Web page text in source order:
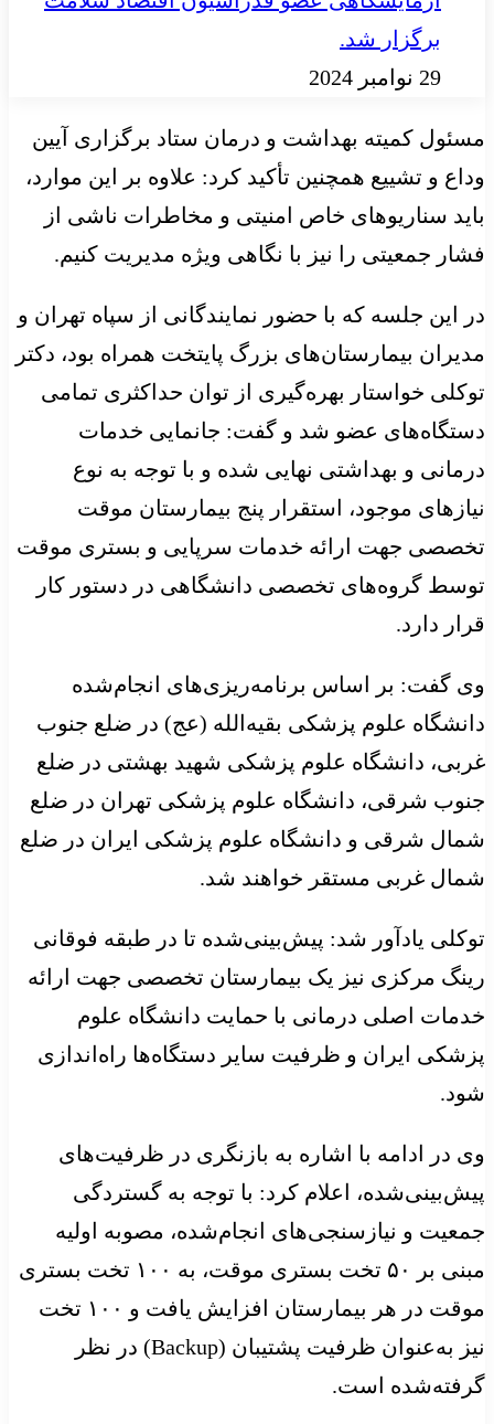
برگزار شد.
29 نوامبر 2024
مسئول کمیته بهداشت و درمان ستاد برگزاری آیین
وداع و تشییع همچنین تأکید کرد: علاوه بر این موارد،
باید سناریوهای خاص امنیتی و مخاطرات ناشی از
فشار جمعیتی را نیز با نگاهی ویژه مدیریت کنیم.
در این جلسه که با حضور نمایندگانی از سپاه تهران و
مدیران بیمارستان‌های بزرگ پایتخت همراه بود، دکتر
توکلی خواستار بهره‌گیری از توان حداکثری تمامی
دستگاه‌های عضو شد و گفت: جانمایی خدمات
درمانی و بهداشتی نهایی شده و با توجه به نوع
نیازهای موجود، استقرار پنج بیمارستان‌ موقت
تخصصی جهت ارائه خدمات سرپایی و بستری موقت
توسط گروه‌های تخصصی دانشگاهی در دستور کار
قرار دارد.
وی گفت: بر اساس برنامه‌ریزی‌های انجام‌شده
دانشگاه علوم پزشکی بقیه‌الله (عج) در ضلع جنوب
غربی، دانشگاه علوم پزشکی شهید بهشتی در ضلع
جنوب شرقی، دانشگاه علوم پزشکی تهران در ضلع
شمال شرقی و دانشگاه علوم پزشکی ایران در ضلع
شمال غربی مستقر خواهند شد.
توکلی یادآور شد: پیش‌بینی‌شده تا در طبقه فوقانی
رینگ مرکزی نیز یک بیمارستان تخصصی جهت ارائه
خدمات اصلی درمانی با حمایت دانشگاه علوم
پزشکی ایران و ظرفیت سایر دستگاه‌ها راه‌اندازی
شود.
وی در ادامه با اشاره به بازنگری در ظرفیت‌های
پیش‌بینی‌شده، اعلام کرد: با توجه به گستردگی
جمعیت و نیازسنجی‌های انجام‌شده، مصوبه اولیه
مبنی بر ۵۰ تخت بستری موقت، به ۱۰۰ تخت بستری
موقت در هر بیمارستان افزایش یافت و ۱۰۰ تخت
نیز به‌عنوان ظرفیت پشتیبان (Backup) در نظر
گرفته‌شده است.